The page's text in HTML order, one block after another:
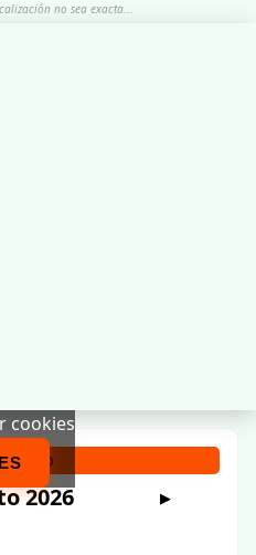
no sea exacta...
cookies
2026 ▶